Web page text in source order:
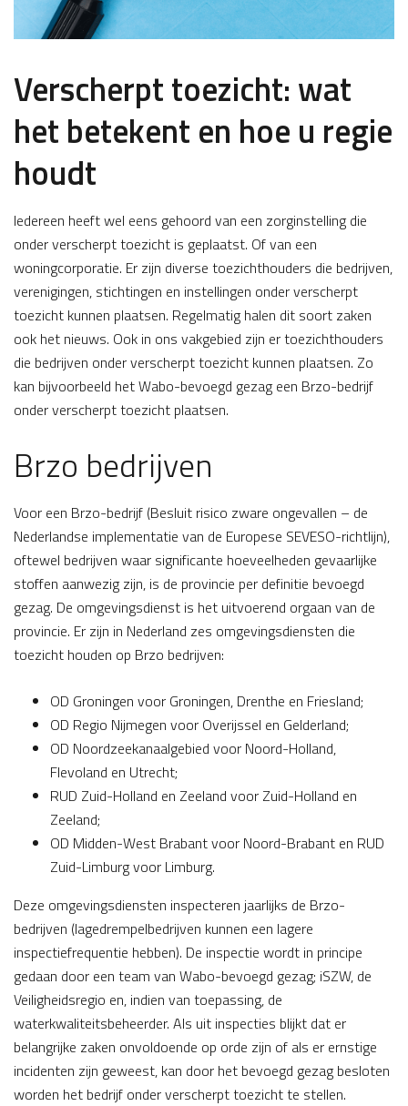
Verscherpt toezicht: wat
het betekent en hoe u regie
houdt
Iedereen heeft wel eens gehoord van een zorginstelling die
onder verscherpt toezicht is geplaatst. Of van een
woningcorporatie. Er zijn diverse toezichthouders die bedrijven,
verenigingen, stichtingen en instellingen onder verscherpt
toezicht kunnen plaatsen. Regelmatig halen dit soort zaken
ook het nieuws. Ook in ons vakgebied zijn er toezichthouders
die bedrijven onder verscherpt toezicht kunnen plaatsen. Zo
kan bijvoorbeeld het Wabo-bevoegd gezag een Brzo-bedrijf
onder verscherpt toezicht plaatsen.
Brzo bedrijven
Voor een Brzo-bedrijf (Besluit risico zware ongevallen – de
Nederlandse implementatie van de Europese SEVESO-richtlijn),
oftewel bedrijven waar significante hoeveelheden gevaarlijke
stoffen aanwezig zijn, is de provincie per definitie bevoegd
gezag. De omgevingsdienst is het uitvoerend orgaan van de
provincie. Er zijn in Nederland zes omgevingsdiensten die
toezicht houden op Brzo bedrijven:
OD Groningen voor Groningen, Drenthe en Friesland;
OD Regio Nijmegen voor Overijssel en Gelderland;
OD Noordzeekanaalgebied voor Noord-Holland,
Flevoland en Utrecht;
RUD Zuid-Holland en Zeeland voor Zuid-Holland en
Zeeland;
OD Midden-West Brabant voor Noord-Brabant en RUD
Zuid-Limburg voor Limburg.
Deze omgevingsdiensten inspecteren jaarlijks de Brzo-
bedrijven (lagedrempelbedrijven kunnen een lagere
inspectiefrequentie hebben). De inspectie wordt in principe
gedaan door een team van Wabo-bevoegd gezag; iSZW, de
Veiligheidsregio en, indien van toepassing, de
waterkwaliteitsbeheerder. Als uit inspecties blijkt dat er
belangrijke zaken onvoldoende op orde zijn of als er ernstige
incidenten zijn geweest, kan door het bevoegd gezag besloten
worden het bedrijf onder verscherpt toezicht te stellen.